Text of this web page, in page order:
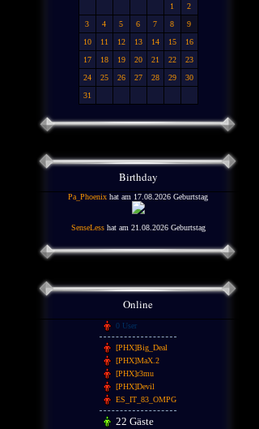
1
2
3
4 5 6 7 8
9
10
11 12 13 14 15
16
17
18 19 20 21 22
23
24
25 26 27 28 29
30
31
Birthday
Pa_Phoenix hat am 17.08.2026 Geburtstag
SenseLesshat am 21.08.2026 Geburtstag
Online
0 User
[PHX]Big_Deal
[PHX]MaX.2
[PHX]r3mu
[PHX]Devil
ES_IT_83_OMPG
22 Gäste